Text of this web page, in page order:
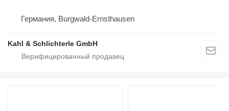
Германия, Burgwald-Ernsthausen
Kahl & Schlichterle GmbH